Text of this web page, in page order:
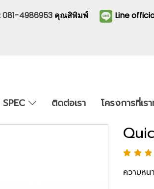
081-4986953 คุณสิพิมพ์ Line
ติดต่อเรา โครงการที่เร
ความห